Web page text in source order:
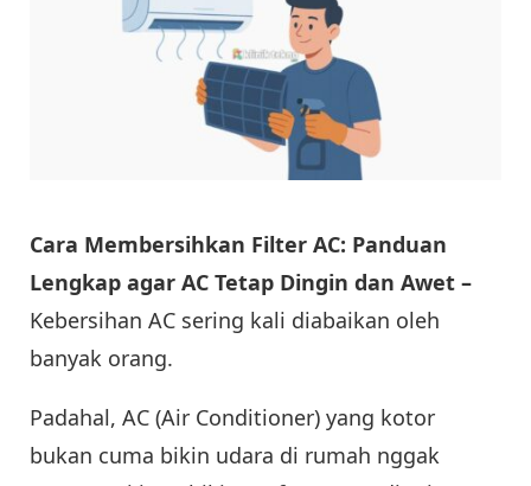
Cara Membersihkan Filter AC: Panduan
Lengkap agar AC Tetap Dingin dan Awet –
Kebersihan AC sering kali diabaikan oleh
banyak orang.
Padahal, AC (Air Conditioner) yang kotor
bukan cuma bikin udara di rumah nggak